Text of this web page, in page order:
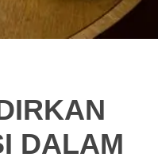
DALAM